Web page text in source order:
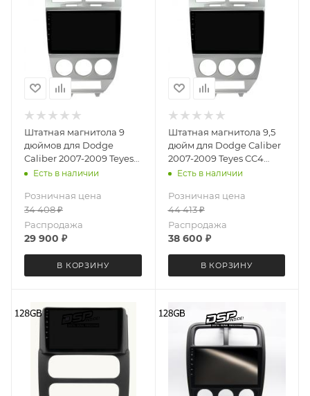
Штатная магнитола 9
дюймов для Dodge
Caliber 2007-2009 Teyes
CC4L 5997-6879 Android
Есть в наличии
Розничная цена
34 408₽
Распродажа
29 900 ₽
В КОРЗИНУ
Штатная магнитола 9,5
дюйм для Dodge Caliber
2007-2009 Teyes CC4
5997-6875 экран 2K
Есть в наличии
Розничная цена
44 413₽
Распродажа
38 600 ₽
В КОРЗИНУ